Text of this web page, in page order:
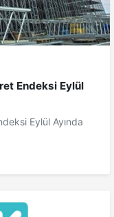
Endeksi Eylül
Eylül Ayında